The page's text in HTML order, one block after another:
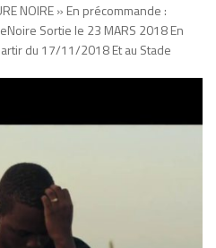
NOIRE » En précommande :
Sortie le 23 MARS 2018 En
du 17/11/2018 Et au Stade